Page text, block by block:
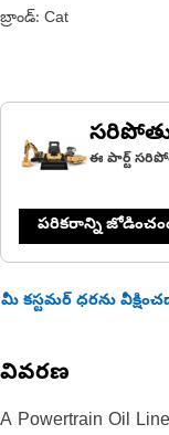
బ్రాండ్: Cat
ఈ పార్ట్
పరికరాన్ని
మీ కస్టమర్ ధరను
వివరణ
A Powertrain Oil